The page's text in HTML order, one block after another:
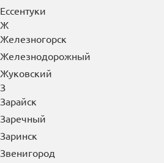
Ессентуки
Ж
Железногорск
Железнодорожный
Жуковский
З
Зарайск
Заречный
Заринск
Звенигород